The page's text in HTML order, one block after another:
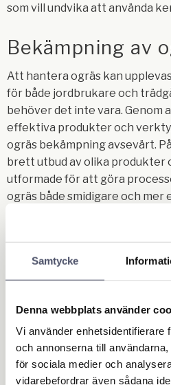
Samtycke
Denna webbplats använder
Vi använder enhetsidentifierare
och annonserna till
för sociala medier och
vidarebefordrar även sådana
som vill undvika att använda
Bekämpning av
Att hantera ogräs kan
för både jordbrukare och
behöver det inte vara. Genom
effektiva produkter och
ogräs bekämpning avsevärt.
brett utbud av olika produkter
utformade för att göra
ogräs både smidigare och mer
Bekämpning av
tta
är det viktigt att ha effektiva
som underlättar
för att ogräset tar över dina
sortiment inkluderar olika
ogräsbekämpningsmedel,